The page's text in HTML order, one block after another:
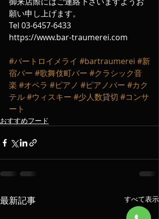
願い申し上げます‬。
‪Tel 03-6457-6433‬
https://www.bar-traumerei.com
#バートロイメライ #bartraumerei #新
宿バー #歌舞伎町バー #クラシック音
楽 #オペラ #ピアノ #ピアノバー #カク
テル#ウィスキー #少人数貸切 #コンサ
ート
おすすめフード
最新記事 すべて表示